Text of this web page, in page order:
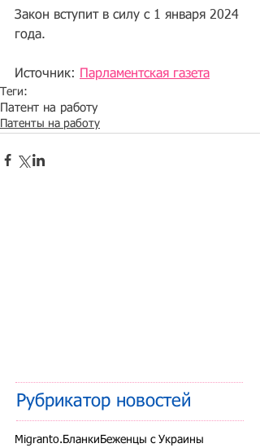
Закон вступит в силу с 1 января 2024
года.
Источник: Парламентская газета
Теги:
Патент на работу
Патенты на работу
Рубрикатор новостей
Migranto.Бланки Беженцы с Украины